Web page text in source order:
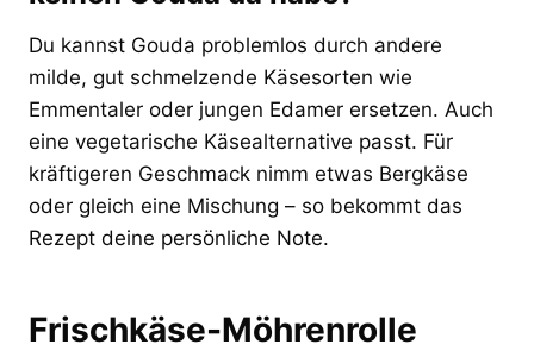
Du kannst Gouda problemlos durch andere
milde, gut schmelzende Käsesorten wie
Emmentaler oder jungen Edamer ersetzen. Auch
eine vegetarische Käsealternative passt. Für
kräftigeren Geschmack nimm etwas Bergkäse
oder gleich eine Mischung – so bekommt das
Rezept deine persönliche Note.
Frischkäse-Möhrenrolle